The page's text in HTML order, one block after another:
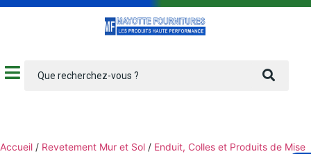
Accueil / Revetement Mur et Sol / Enduit, Colles et Produits de Mise